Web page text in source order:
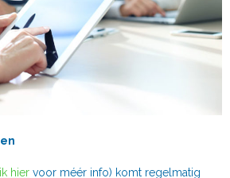
hier voor méér info) komt regelmatig